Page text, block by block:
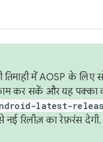
में AOSP के लिए
कर सकें और यह पक्का
latest-
रिलीज़ का रेफ़रंस देगी.